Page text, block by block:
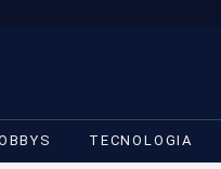
TECNOLOGIA